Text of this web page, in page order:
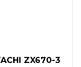
ZX670-3